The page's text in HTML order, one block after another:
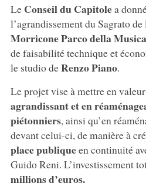
Le Conseil du Capitolea
l’agrandissement du Sagrato de
Morricone Parco della Musica
de faisabilité technique et
le studio deRenzo Piano.
Le projet vise à mettre en
agrandissant et en
piétonniers, ainsi qu’en
devant celui-ci, de manière à
place publiqueen continuité
Guido Reni. L’investissement
millions d’euros.